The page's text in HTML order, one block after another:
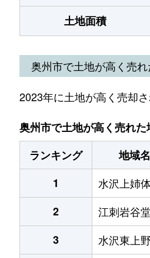
土地面積
奥州市で土地が高く売
2023年に土地が高く売却さ
奥州市で土地が高く売れた
ランキング
地域名
1
水沢上姉
2
江刺岩谷堂
3
水沢東上